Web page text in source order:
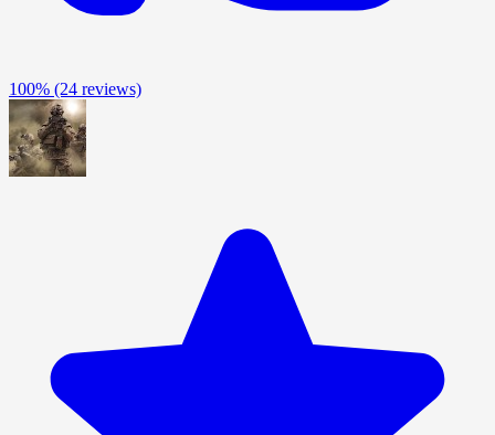
100% (24 reviews)